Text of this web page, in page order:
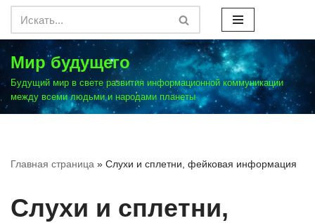
Перейти
к
содержимому
Мир будущего
Будущий мир в свете развития информационной коммуникации
между всеми людьми и народами планеты
Главная страница » Слухи и сплетни, фейковая информация
Слухи и сплетни,